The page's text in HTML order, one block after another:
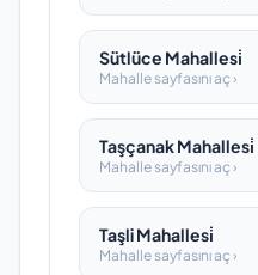
Sütlüce Mahallesi̇
Mahalle sayfasını aç ›
Taşçanak Mahallesi̇
Mahalle sayfasını aç ›
Taşli Mahallesi̇
Mahalle sayfasını aç ›